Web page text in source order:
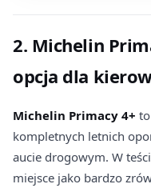
2. Michelin
opcja dla
Michelin Primacy 4+
kompletnych letnich
aucie drogowym. W
miejsce jako bardzo